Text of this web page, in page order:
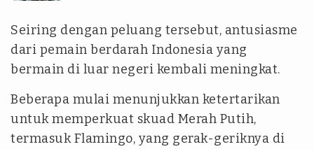
Seiring dengan peluang tersebut, antusiasme
dari pemain berdarah Indonesia yang
bermain di luar negeri kembali meningkat.
Beberapa mulai menunjukkan ketertarikan
untuk memperkuat skuad Merah Putih,
termasuk Flamingo, yang gerak-geriknya di